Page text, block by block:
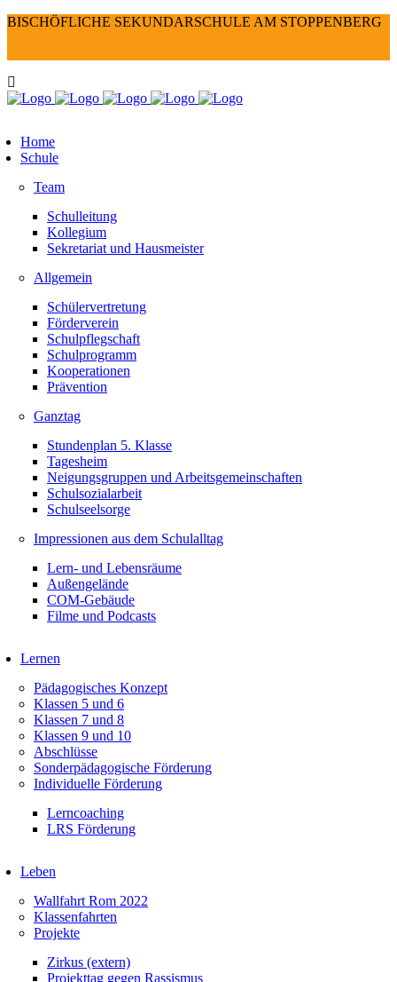
BISCHÖFLICHE SEKUNDARSCHULE AM STOPPENBERG
Home
Schule
Team
Schulleitung
Kollegium
Sekretariat und Hausmeister
Allgemein
Schülervertretung
Förderverein
Schulpflegschaft
Schulprogramm
Kooperationen
Prävention
Ganztag
Stundenplan 5. Klasse
Tagesheim
Neigungsgruppen und Arbeitsgemeinschaften
Schulsozialarbeit
Schulseelsorge
Impressionen aus dem Schulalltag
Lern- und Lebensräume
Außengelände
COM-Gebäude
Filme und Podcasts
Lernen
Pädagogisches Konzept
Klassen 5 und 6
Klassen 7 und 8
Klassen 9 und 10
Abschlüsse
Sonderpädagogische Förderung
Individuelle Förderung
Lerncoaching
LRS Förderung
Leben
Wallfahrt Rom 2022
Klassenfahrten
Projekte
Zirkus (extern)
Projekttag gegen Rassismus